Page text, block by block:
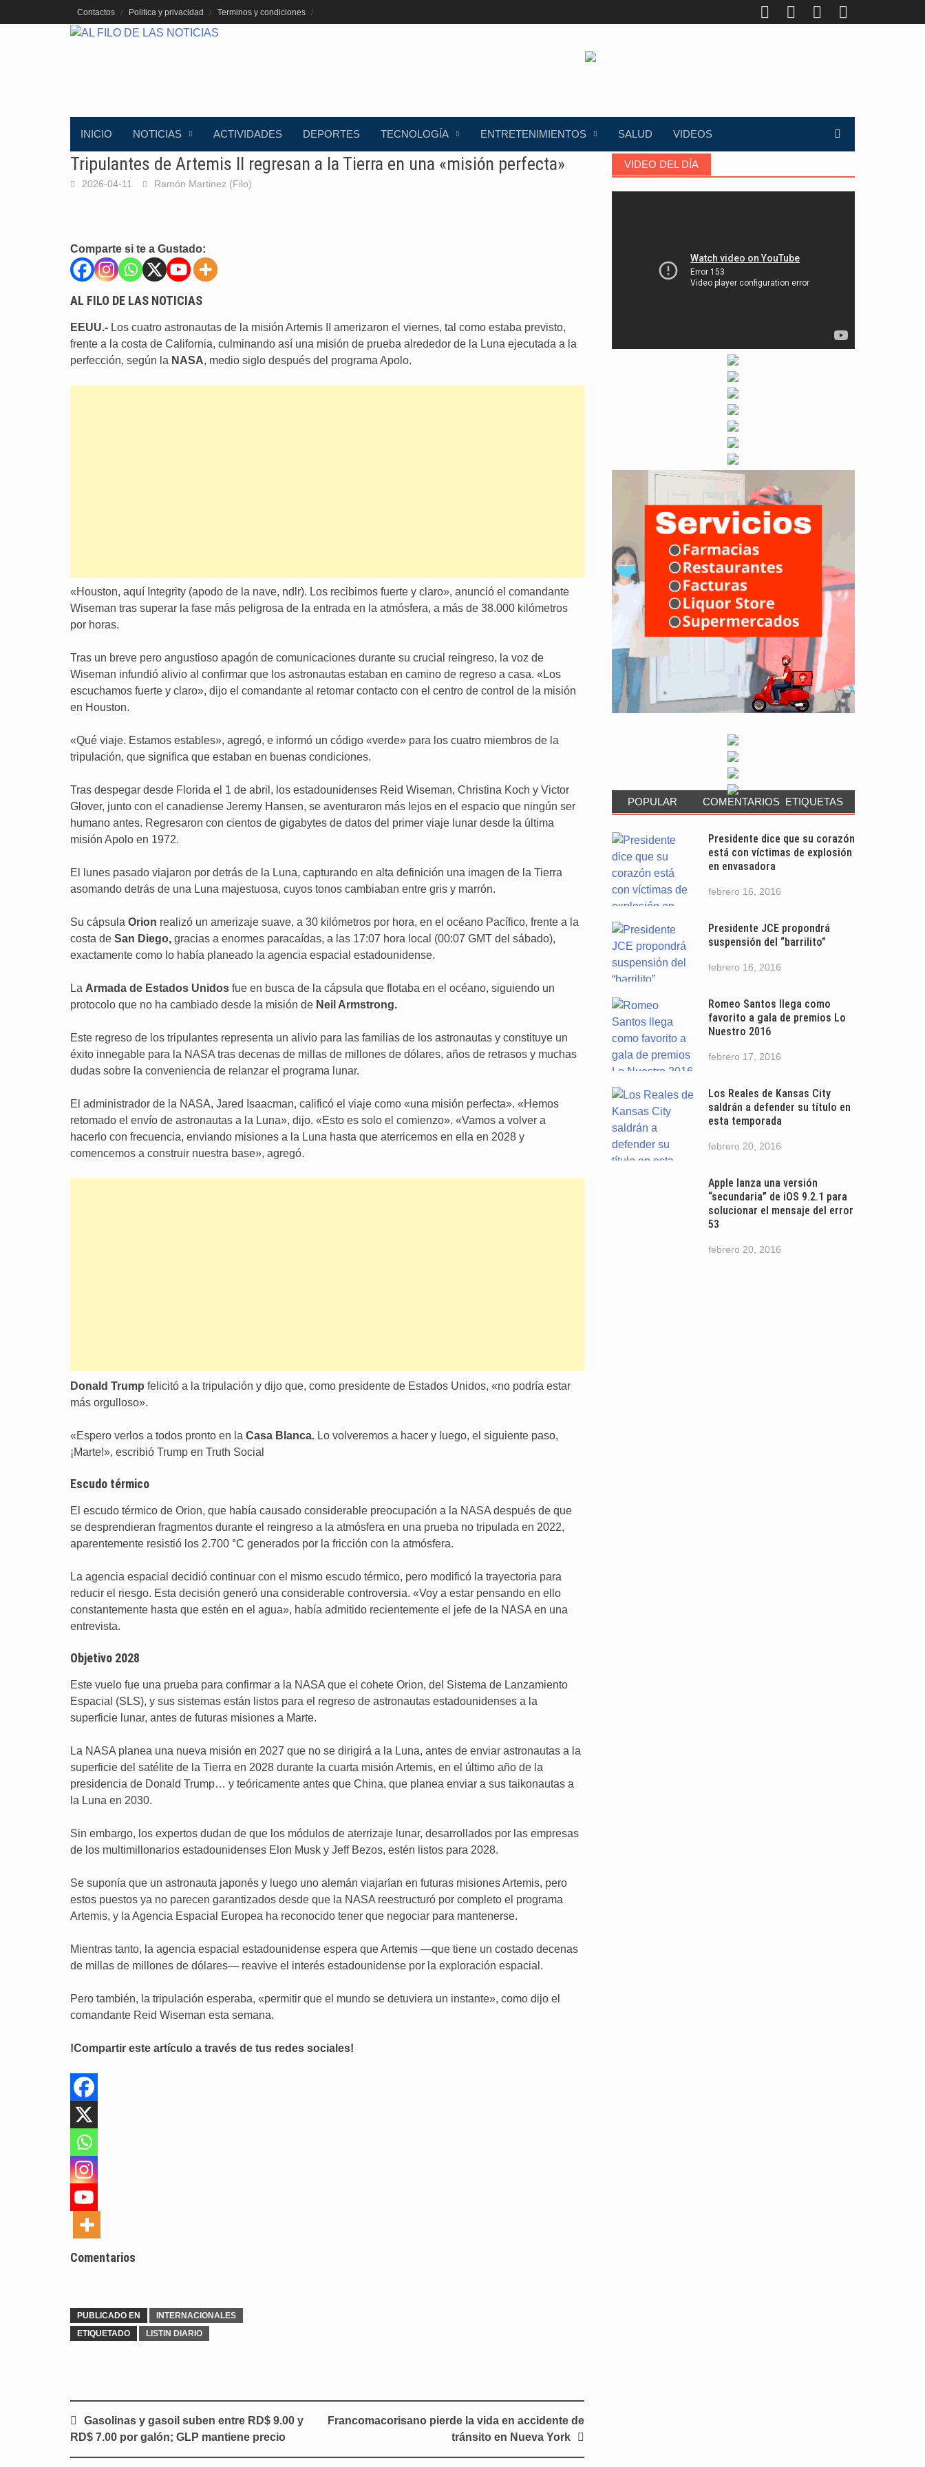
al
Contactos Politica y privacidad Terminos y condiciones
INICIO NOTICIAS ACTIVIDADES DEPORTES TECNOLOGÍA ENTRETENIMIENTOS SALUD VIDEOS
Tripulantes de Artemis II regresan a la Tierra en una «misión perfecta»
2026-04-11 Ramón Martinez (Filo)
Comparte si te a Gustado:
AL FILO DE LAS NOTICIAS
EEUU.- Los cuatro astronautas de la misión Artemis II amerizaron el viernes, tal como estaba previsto,
frente a la costa de California, culminando así una misión de prueba alrededor de la Luna ejecutada a la
perfección, según la NASA, medio siglo después del programa Apolo.
«Houston, aquí Integrity (apodo de la nave, ndlr). Los recibimos fuerte y claro», anunció el comandante
Wiseman tras superar la fase más peligrosa de la entrada en la atmósfera, a más de 38.000 kilómetros
por horas.
Tras un breve pero angustioso apagón de comunicaciones durante su crucial reingreso, la voz de
Wiseman infundió alivio al confirmar que los astronautas estaban en camino de regreso a casa. «Los
escuchamos fuerte y claro», dijo el comandante al retomar contacto con el centro de control de la misión
en Houston.
«Qué viaje. Estamos estables», agregó, e informó un código «verde» para los cuatro miembros de la
tripulación, que significa que estaban en buenas condiciones.
Tras despegar desde Florida el 1 de abril, los estadounidenses Reid Wiseman, Christina Koch y Victor
Glover, junto con el canadiense Jeremy Hansen, se aventuraron más lejos en el espacio que ningún ser
humano antes. Regresaron con cientos de gigabytes de datos del primer viaje lunar desde la última
misión Apolo en 1972.
El lunes pasado viajaron por detrás de la Luna, capturando en alta definición una imagen de la Tierra
asomando detrás de una Luna majestuosa, cuyos tonos cambiaban entre gris y marrón.
Su cápsula Orion realizó un amerizaje suave, a 30 kilómetros por hora, en el océano Pacífico, frente a la
costa de San Diego, gracias a enormes paracaídas, a las 17:07 hora local (00:07 GMT del sábado),
exactamente como lo había planeado la agencia espacial estadounidense.
La Armada de Estados Unidos fue en busca de la cápsula que flotaba en el océano, siguiendo un
protocolo que no ha cambiado desde la misión de Neil Armstrong.
Este regreso de los tripulantes representa un alivio para las familias de los astronautas y constituye un
éxito innegable para la NASA tras decenas de millas de millones de dólares, años de retrasos y muchas
dudas sobre la conveniencia de relanzar el programa lunar.
El administrador de la NASA, Jared Isaacman, calificó el viaje como «una misión perfecta». «Hemos
retomado el envío de astronautas a la Luna», dijo. «Esto es solo el comienzo». «Vamos a volver a
hacerlo con frecuencia, enviando misiones a la Luna hasta que aterricemos en ella en 2028 y
comencemos a construir nuestra base», agregó.
Donald Trump felicitó a la tripulación y dijo que, como presidente de Estados Unidos, «no podría estar
más orgulloso».
«Espero verlos a todos pronto en la Casa Blanca. Lo volveremos a hacer y luego, el siguiente paso,
¡Marte!», escribió Trump en Truth Social
Escudo térmico
El escudo térmico de Orion, que había causado considerable preocupación a la NASA después de que
se desprendieran fragmentos durante el reingreso a la atmósfera en una prueba no tripulada en 2022,
aparentemente resistió los 2.700 °C generados por la fricción con la atmósfera.
La agencia espacial decidió continuar con el mismo escudo térmico, pero modificó la trayectoria para
reducir el riesgo. Esta decisión generó una considerable controversia. «Voy a estar pensando en ello
constantemente hasta que estén en el agua», había admitido recientemente el jefe de la NASA en una
entrevista.
Objetivo 2028
Este vuelo fue una prueba para confirmar a la NASA que el cohete Orion, del Sistema de Lanzamiento
Espacial (SLS), y sus sistemas están listos para el regreso de astronautas estadounidenses a la
superficie lunar, antes de futuras misiones a Marte.
La NASA planea una nueva misión en 2027 que no se dirigirá a la Luna, antes de enviar astronautas a la
superficie del satélite de la Tierra en 2028 durante la cuarta misión Artemis, en el último año de la
presidencia de Donald Trump… y teóricamente antes que China, que planea enviar a sus taikonautas a
la Luna en 2030.
Sin embargo, los expertos dudan de que los módulos de aterrizaje lunar, desarrollados por las empresas
de los multimillonarios estadounidenses Elon Musk y Jeff Bezos, estén listos para 2028.
Se suponía que un astronauta japonés y luego uno alemán viajarían en futuras misiones Artemis, pero
estos puestos ya no parecen garantizados desde que la NASA reestructuró por completo el programa
Artemis, y la Agencia Espacial Europea ha reconocido tener que negociar para mantenerse.
Mientras tanto, la agencia espacial estadounidense espera que Artemis —que tiene un costado decenas
de millas de millones de dólares— reavive el interés estadounidense por la exploración espacial.
Pero también, la tripulación esperaba, «permitir que el mundo se detuviera un instante», como dijo el
comandante Reid Wiseman esta semana.
!Compartir este artículo a través de tus redes sociales!
Comentarios
PUBLICADO EN
INTERNACIONALES
ETIQUETADO
LISTIN DIARIO
Navegación
de
Gasolinas y gasoil suben entre RD$ 9.00 y
RD$ 7.00 por galón; GLP mantiene precio
Francomacorisano pierde la vida en accidente de
tránsito en Nueva York
VIDEO DEL DÍA
POPULAR COMENTARIOS ETIQUETAS
Presidente dice que su corazón
está con víctimas de explosión
en envasadora
febrero 16, 2016
Presidente JCE propondrá
suspensión del “barrilito”
febrero 16, 2016
Romeo Santos llega como
favorito a gala de premios Lo
Nuestro 2016
febrero 17, 2016
Los Reales de Kansas City
saldrán a defender su título en
esta temporada
febrero 20, 2016
Apple lanza una versión
“secundaria” de iOS 9.2.1 para
solucionar el mensaje del error
53
febrero 20, 2016